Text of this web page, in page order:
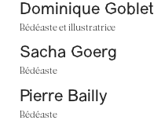
Dominique Goblet
Bédéaste et illustratrice
Sacha Goerg
Bédéaste
Pierre Bailly
Bédéaste